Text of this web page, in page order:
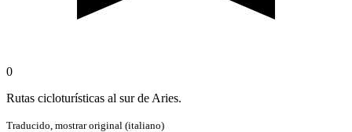
0
Rutas cicloturísticas al sur de Aries.
Traducido, mostrar original (italiano)